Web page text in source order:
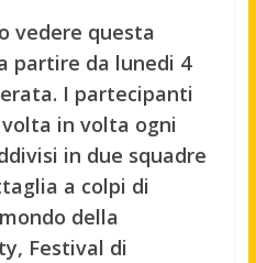
vedere questa
partire da lunedi 4
I partecipanti
in volta ogni
in due squadre
a colpi di
della
Festival di